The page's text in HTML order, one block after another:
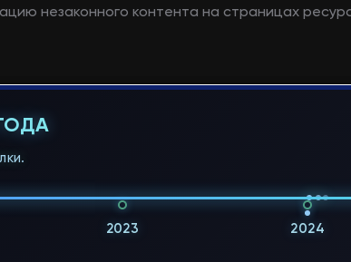
незаконного контента на страницах
2023 2024